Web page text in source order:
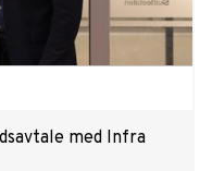
med Infra